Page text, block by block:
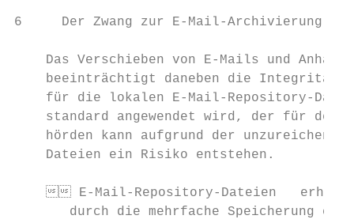
6     Der Zwang zur E-Mail-Archivierung
Das Verschieben von E-Mails und
beeinträchtigt daneben die Integrität
für die lokalen E-Mail-Repository-
standard angewendet wird, der für den
hörden kann aufgrund der
    ­Dateien ein Risiko entstehen.
E-Mail-Repository-Dateien
durch die mehrfache Speicherung